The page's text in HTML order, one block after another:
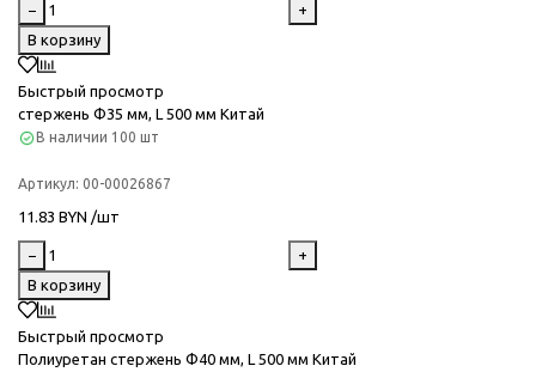
−
+
В корзину
Быстрый просмотр
стержень Ф35 мм, L 500 мм Китай
В наличии 100 шт
Артикул: 00-00026867
11.83 BYN /шт
−
+
В корзину
Быстрый просмотр
Полиуретан стержень Ф40 мм, L 500 мм Китай